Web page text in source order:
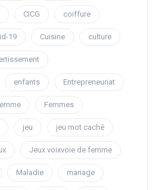
CICG coiffure
19 Cuisine culture
enfants Entrepreneuriat
Femmes
jeu jeu mot caché
Jeux voixvoie de femme
Maladie mariage